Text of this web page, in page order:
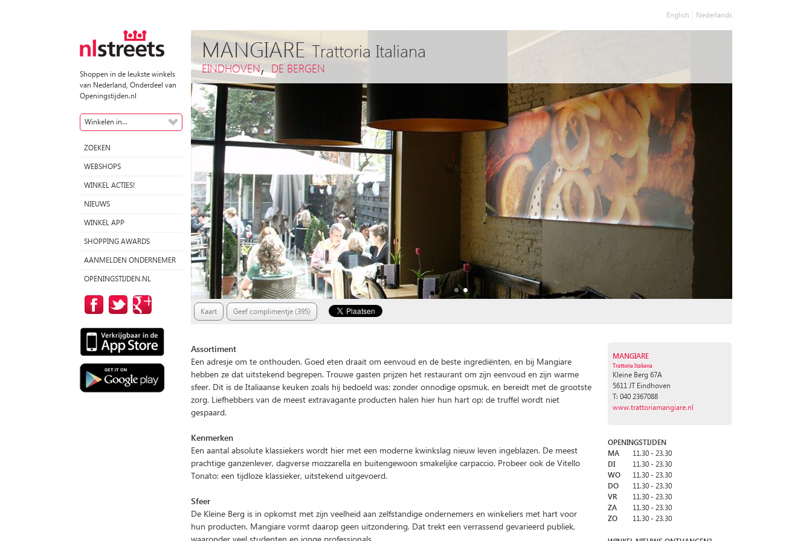
Shoppen in de leukste winkels
van Nederland, Onderdeel van
Openingstijden.nl
Winkelen in...
ZOEKEN
WEBSHOPS
WINKEL ACTIES!
NIEUWS
WINKEL APP
SHOPPING AWARDS
AANMELDEN ONDERNEMER
OPENINGSTIJDEN.NL
English Nederlands
MANGIARETrattoria Italiana
EINDHOVEN,DE BERGEN
Do you own this website? OK
Kaart Geef complimentje (395)
Assortiment
Een adresje om te onthouden. Goed eten draait om eenvoud en de beste ingrediënten, en bij Mangiare
hebben ze dat uitstekend begrepen. Trouwe gasten prijzen het restaurant om zijn eenvoud en zijn warme
sfeer. Dit is de Italiaanse keuken zoals hij bedoeld was: zonder onnodige opsmuk, en bereidt met de grootste
zorg. Liefhebbers van de meest extravagante producten halen hier hun hart op: de truffel wordt niet
gespaard.
Kenmerken
Een aantal absolute klassiekers wordt hier met een moderne kwinkslag nieuw leven ingeblazen. De meest
prachtige ganzenlever, dagverse mozzarella en buitengewoon smakelijke carpaccio. Probeer ook de Vitello
Tonato: een tijdloze klassieker, uitstekend uitgevoerd.
Sfeer
De Kleine Berg is in opkomst met zijn veelheid aan zelfstandige ondernemers en winkeliers met hart voor
hun producten. Mangiare vormt daarop geen uitzondering. Dat trekt een verrassend gevarieerd publiek,
MANGIARE
Trattoria Italiana
Kleine Berg 67A
5611 JT Eindhoven
T: 040 2367088
www.trattoriamangiare.nl
OPENINGSTIJDEN
MA
11.30 - 23.30
DI
11.30 - 23.30
WO
11.30 - 23.30
DO
11.30 - 23.30
VR
11.30 - 23.30
ZA
11.30 - 23.30
ZO
11.30 - 23.30